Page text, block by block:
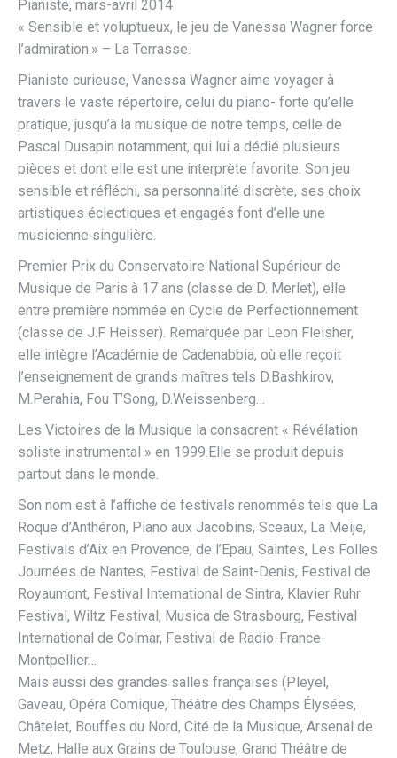
Pianiste, mars-avril 2014
« Sensible et voluptueux, le jeu de Vanessa Wagner force
l’admiration.» – La Terrasse.
Pianiste curieuse, Vanessa Wagner aime voyager à
travers le vaste répertoire, celui du piano- forte qu’elle
pratique, jusqu’à la musique de notre temps, celle de
Pascal Dusapin notamment, qui lui a dédié plusieurs
pièces et dont elle est une interprète favorite. Son jeu
sensible et réfléchi, sa personnalité discrète, ses choix
artistiques éclectiques et engagés font d’elle une
musicienne singulière.
Premier Prix du Conservatoire National Supérieur de
Musique de Paris à 17 ans (classe de D. Merlet), elle
entre première nommée en Cycle de Perfectionnement
(classe de J.F Heisser). Remarquée par Leon Fleisher,
elle intègre l’Académie de Cadenabbia, où elle reçoit
l’enseignement de grands maîtres tels D.Bashkirov,
M.Perahia, Fou T’Song, D.Weissenberg…
Les Victoires de la Musique la consacrent « Révélation
soliste instrumental » en 1999.Elle se produit depuis
partout dans le monde.
Son nom est à l’affiche de festivals renommés tels que La
Roque d’Anthéron, Piano aux Jacobins, Sceaux, La Meije,
Festivals d’Aix en Provence, de l’Epau, Saintes, Les Folles
Journées de Nantes, Festival de Saint-Denis, Festival de
Royaumont, Festival International de Sintra, Klavier Ruhr
Festival, Wiltz Festival, Musica de Strasbourg, Festival
International de Colmar, Festival de Radio-France-
Montpellier…
Mais aussi des grandes salles françaises (Pleyel,
Gaveau, Opéra Comique, Théâtre des Champs Élysées,
Châtelet, Bouffes du Nord, Cité de la Musique, Arsenal de
Metz, Halle aux Grains de Toulouse, Grand Théâtre de